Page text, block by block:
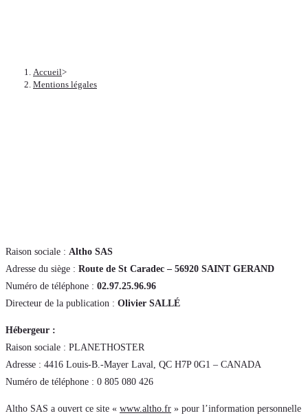
Accueil>
Mentions légales
Raison sociale : Altho SAS
Adresse du siège : Route de St Caradec – 56920 SAINT GERAND
Numéro de téléphone : 02.97.25.96.96
Directeur de la publication : Olivier SALLÉ
Hébergeur :
Raison sociale : PLANETHOSTER
Adresse : 4416 Louis-B.-Mayer Laval, QC H7P 0G1 – CANADA
Numéro de téléphone : 0 805 080 426
Altho SAS a ouvert ce site « www.altho.fr » pour l’information personnelle